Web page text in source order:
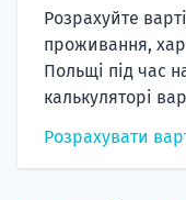
Розрахуйте
проживання,
Польщі під час
калькуляторі
Розрахувати